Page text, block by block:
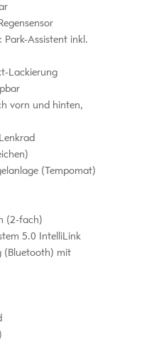
Park-Assistent inkl.
Lackierung
vorn und hinten,
(Tempomat)
(2-fach)
5.0 IntelliLink
(Bluetooth) mit